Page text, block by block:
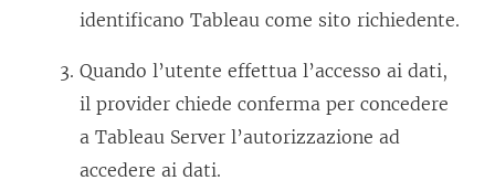
identificano Tableau come sito richiedente.
Quando l’utente effettua l’accesso ai dati,
il provider chiede conferma per concedere
a Tableau Server l’autorizzazione ad
accedere ai dati.